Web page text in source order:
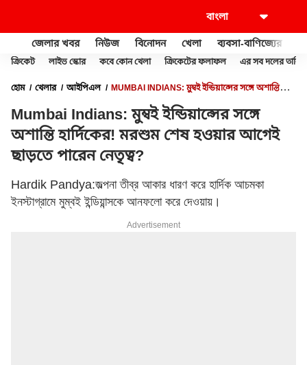
জেলার খবর নিউজ বিনোদন খেলা ব্যবসা-বাণিজ্যের
ক্রিকেট লাইভ স্কোর কবে কোন খেলা ক্রিকেটের ফলাফল এর সব দলের
হোম খেলার আইপিএল
MUMBAI INDIANS: মুম্বই ইন্ডিয়ান্সের সঙ্গে অশান্তি
Mumbai Indians: মুম্বই ইন্ডিয়ান্সের সঙ্গে
অশান্তি হার্দিকের! মরশুম শেষ হওয়ার আগেই
ছাড়তে পারেন নেতৃত্ব?
Hardik Pandya:জল্পনা তীব্র আকার ধারণ করে হার্দিক আচমকা
ইনস্টাগ্রামে মুম্বই ইন্ডিয়ান্সকে আনফলো করে দেওয়ায়।
Advertisement